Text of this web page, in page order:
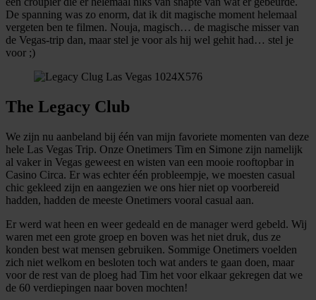
informatie over uw gebruik van onze site met onze
partners voor social media, adverteren en analyse. Deze
partners kunnen deze gegevens combineren met andere
informatie die u aan ze heeft verstrekt of die ze hebben
verzameld op basis van uw gebruik van hun services.
De spanning was zo enorm, dat ik dit magische moment helemaal
vergeten ben te filmen. Nouja, magisch… de magische misser van
de Vegas-trip dan, maar stel je voor als hij wel gehit had… stel je
voor ;)
The Legacy Club
We zijn nu aanbeland bij één van mijn favoriete momenten van deze
hele Las Vegas Trip. Onze Onetimers Tim en Simone zijn namelijk
al vaker in Vegas geweest en wisten van een mooie rooftopbar in
Casino Circa. Er was echter één probleempje, we moesten casual
chic gekleed zijn en aangezien we ons hier niet op voorbereid
hadden, hadden de meeste Onetimers vooral casual aan.
Er werd wat heen en weer gedeald en de manager werd gebeld. Wij
waren met een grote groep en boven was het niet druk, dus ze
konden best wat mensen gebruiken. Sommige Onetimers voelden
zich niet welkom en besloten toch wat anders te gaan doen, maar
voor de rest van de ploeg had Tim het voor elkaar gekregen dat we
de 60 verdiepingen naar boven mochten!